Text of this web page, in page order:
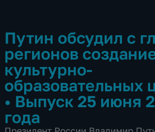
Путин обсудил с
регионов
культурно-
образовательных
• Выпуск 25 июня
года